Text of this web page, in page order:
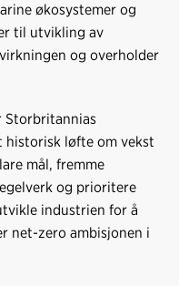
økosystemer og
til utvikling av
og overholder
Storbritannias
historisk løfte om vekst
mål, fremme
og prioritere
industrien for å
net-zero ambisjonen i